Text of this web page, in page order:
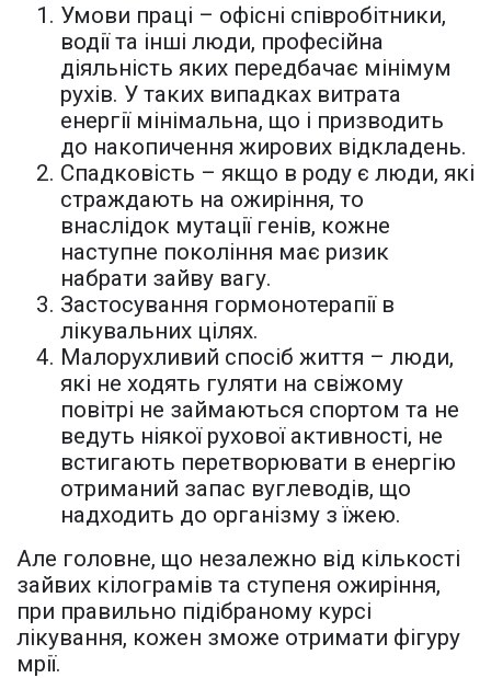
Умови праці – офісні співробітники,
водії та інші люди, професійна
діяльність яких передбачає мінімум
рухів. У таких випадках витрата
енергії мінімальна, що і призводить
до накопичення жирових відкладень.
Спадковість – якщо в роду є люди, які
страждають на ожиріння, то
внаслідок мутації генів, кожне
наступне покоління має ризик
набрати зайву вагу.
Застосування гормонотерапії в
лікувальних цілях.
Малорухливий спосіб життя – люди,
які не ходять гуляти на свіжому
повітрі не займаються спортом та не
ведуть ніякої рухової активності, не
встигають перетворювати в енергію
отриманий запас вуглеводів, що
надходить до організму з їжею.
Але головне, що незалежно від кількості
зайвих кілограмів та ступеня ожиріння,
при правильно підібраному курсі
лікування, кожен зможе отримати фігуру
мрії.